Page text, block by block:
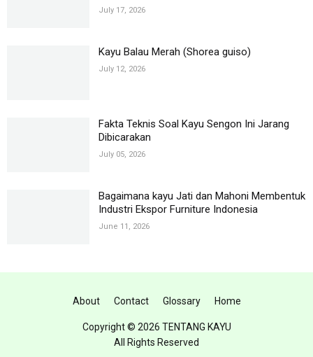
July 17, 2026
Kayu Balau Merah (Shorea guiso)
July 12, 2026
Fakta Teknis Soal Kayu Sengon Ini Jarang
Dibicarakan
July 05, 2026
Bagaimana kayu Jati dan Mahoni Membentuk
Industri Ekspor Furniture Indonesia
June 11, 2026
Copyright © 2026 TENTANG KAYU
All Rights Reserved
About Contact Glossary Home